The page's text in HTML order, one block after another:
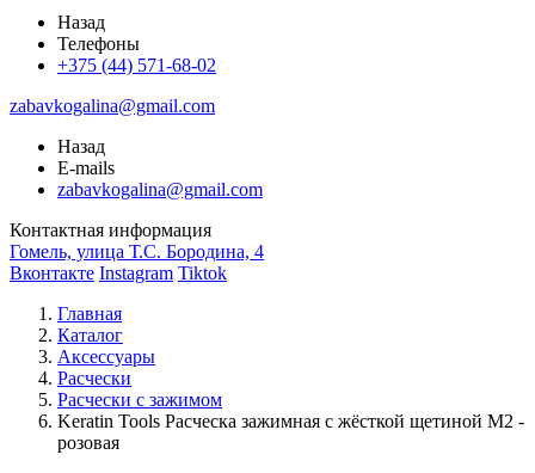
Назад
Телефоны
+375 (44) 571-68-02
zabavkogalina@gmail.com
Назад
E-mails
zabavkogalina@gmail.com
Контактная информация
Гомель, улица Т.С. Бородина, 4
Вконтакте Instagram Tiktok
Главная
Каталог
Аксессуары
Расчески
Расчески с зажимом
Keratin Tools Расческа зажимная с жёсткой щетиной М2 -
розовая